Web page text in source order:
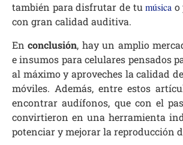
también para disfrutar de tumúsica o
con gran calidad auditiva.
Enconclusión, hay un amplio
e insumos para celulares pensados
al máximo y aproveches la calidad
móviles. Además, entre estos
encontrar audífonos, que con el
convirtieron en una herramienta
potenciar y mejorar la reproducción